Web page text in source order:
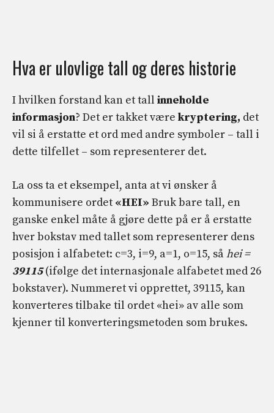
Hva er ulovlige tall og deres historie
I hvilken forstand kan et tall inneholde
informasjon? Det er takket være kryptering, det
vil si å erstatte et ord med andre symboler – tall i
dette tilfellet – som representerer det.
La oss ta et eksempel, anta at vi ønsker å
kommunisere ordet «HEI» Bruk bare tall, en
ganske enkel måte å gjøre dette på er å erstatte
hver bokstav med tallet som representerer dens
posisjon i alfabetet: c=3, i=9, a=1, o=15, såhei =
39115(ifølge det internasjonale alfabetet med 26
bokstaver). Nummeret vi opprettet, 39115, kan
konverteres tilbake til ordet «hei» av alle som
kjenner til konverteringsmetoden som brukes.